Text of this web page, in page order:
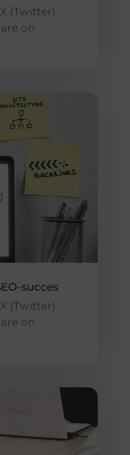
(Twitter)
on
succes
(Twitter)
on